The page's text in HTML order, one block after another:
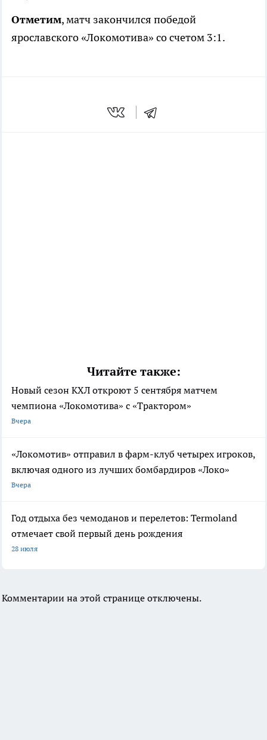
Отметим, матч закончился победой
ярославского «Локомотива» со счетом 3:1.
Читайте также:
Новый сезон КХЛ откроют 5 сентября матчем
чемпиона «Локомотива» с «Трактором»
Вчера
«Локомотив» отправил в фарм-клуб четырех игроков,
включая одного из лучших бомбардиров «Локо»
Вчера
Год отдыха без чемоданов и перелетов: Termoland
отмечает свой первый день рождения
28 июля
Комментарии на этой странице отключены.